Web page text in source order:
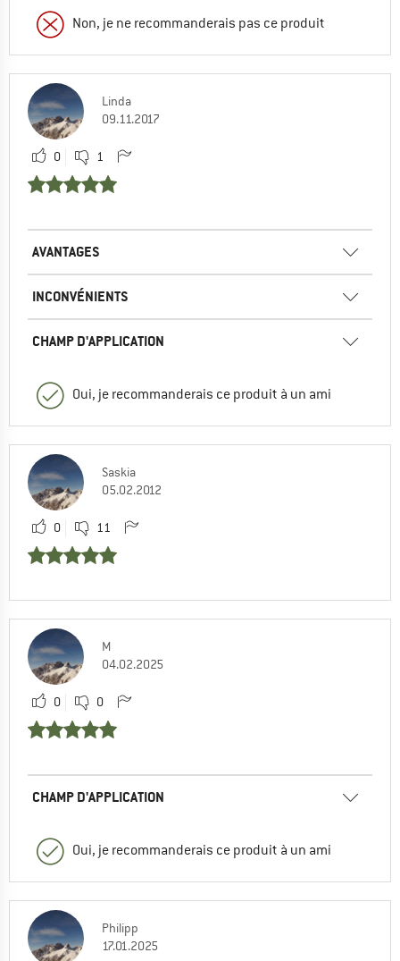
Non, je ne recommanderais pas ce produit
Linda
09.11.2017
0 1
AVANTAGES
INCONVÉNIENTS
CHAMP D'APPLICATION
Oui, je recommanderais ce produit à un ami
Saskia
05.02.2012
0 11
M
04.02.2025
0 0
CHAMP D'APPLICATION
Oui, je recommanderais ce produit à un ami
Philipp
17.01.2025